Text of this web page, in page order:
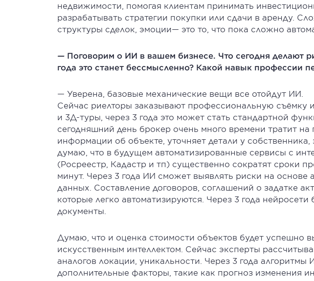
недвижимости, помогая клиентам принимать
разрабатывать стратегии покупки или сдачи в аренду.
структуры сделок, эмоции— это то, что пока сложно
— Поговорим о ИИ в вашем бизнесе. Что сегодня делают
года это станет бессмысленно? Какой навык профессии
— Уверена, базовые механические вещи все отойдут ИИ.
Сейчас риелторы заказывают профессиональную съёмку
и 3Д-туры, через 3 года это может стать стандартной
сегодняшний день брокер очень много времени тратит
информации об объекте, уточняет детали у собственника,
думаю, что в будущем автоматизированные сервисы с
(Росреестр, Кадастр и тп) существенно сократят сроки
минут. Через 3 года ИИ сможет выявлять риски на основе
данных. Составление договоров, соглашений о задатке
которые легко автоматизируются. Через 3 года нейросети
документы.
Думаю, что и оценка стоимости объектов будет успешно
искусственным интеллектом. Сейчас эксперты
аналогов локации, уникальности. Через 3 года алгоритмы
дополнительные факторы, такие как прогноз изменения